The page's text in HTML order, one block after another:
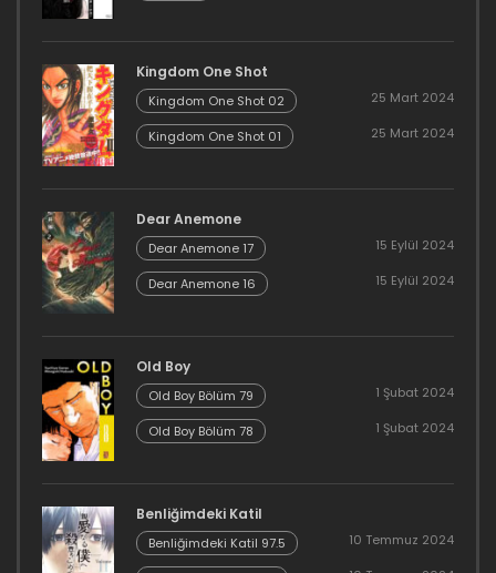
Kingdom One Shot
Kingdom One Shot 02 25 Mart 2024
Kingdom One Shot 01 25 Mart 2024
Dear Anemone
Dear Anemone 17 15 Eylül 2024
Dear Anemone 16 15 Eylül 2024
Old Boy
Old Boy Bölüm 79 1 Şubat 2024
Old Boy Bölüm 78 1 Şubat 2024
Benliğimdeki Katil
Benliğimdeki Katil 97.5 10 Temmuz 2024